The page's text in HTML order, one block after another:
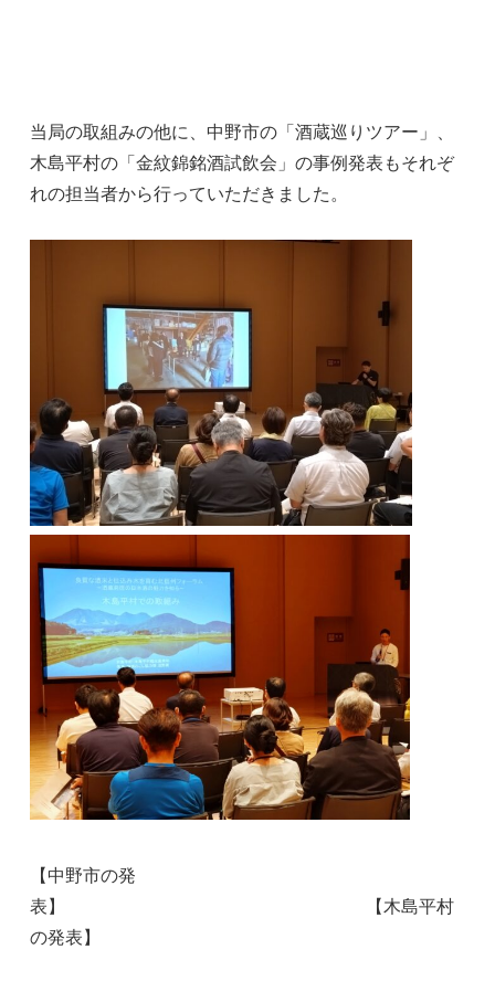
当局の取組みの他に、中野市の「酒蔵巡りツアー」、
木島平村の「金紋錦銘酒試飲会」の事例発表もそれぞ
れの担当者から行っていただきました。
【中野市の発
表】 【木島平村
の発表】